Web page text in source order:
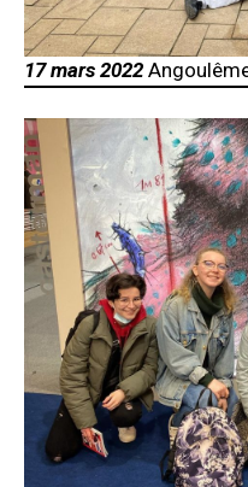
17 mars 2022